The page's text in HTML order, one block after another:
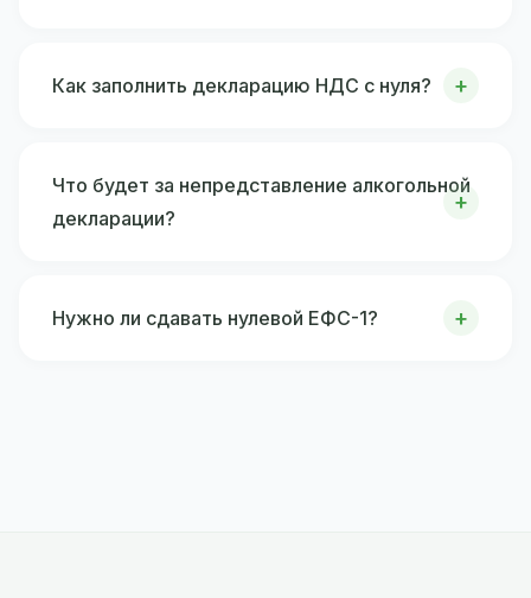
Как заполнить декларацию НДС с нуля?
Что будет за непредставление алкогольной
декларации?
Нужно ли сдавать нулевой ЕФС-1?